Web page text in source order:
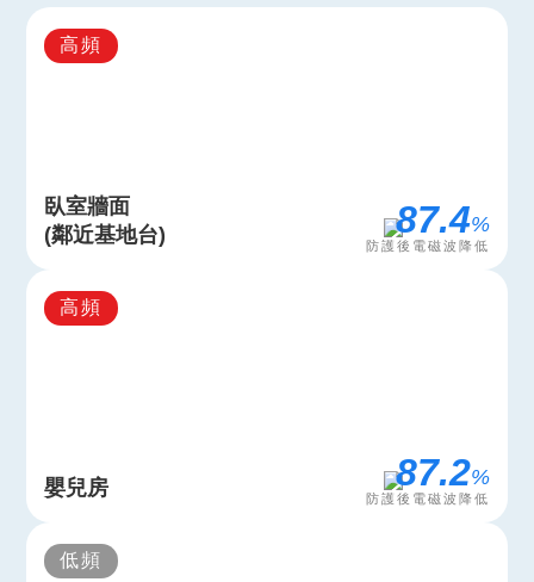
高頻
臥室牆面
(鄰近基地台)
95.8%
防護後電磁波降低
高頻
嬰兒房 96.9%
防護後電磁波降低
低頻